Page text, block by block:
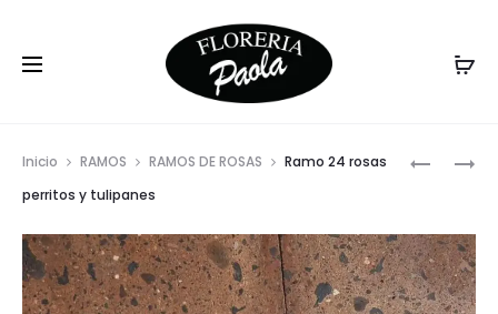
RAMO
ROSAS
Y
PERRITOS
RAMO
MINI
ROSAS
Y
Inicio RAMOS RAMOS DE ROSAS
Ramo 24 rosas
perritos y tulipanes